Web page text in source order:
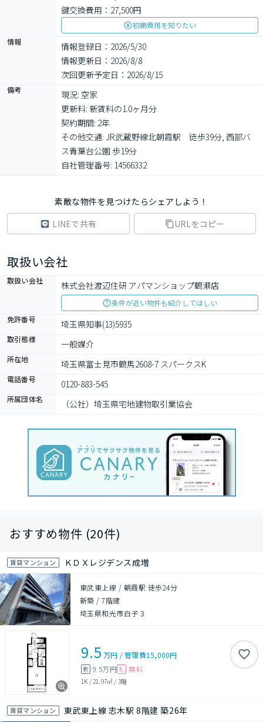
鍵交換費用：27,500円
初期費用を知りたい
情報
情報登録日：2026/5/30
情報更新日：2026/8/8
次回更新予定日：2026/8/15
備考
現況: 空家
更新料: 新賃料の1.0ヶ月分
契約期間: 2年
その他交通: JR武蔵野線北朝霞駅　徒歩39分, 西部バ
ス青葉台公園 歩19分
自社管理番号: 14566332
素敵な物件を見つけたらシェアしよう！
LINEで共有
URLをコピー
取扱い会社
取扱い会社 株式会社渡辺住研 アパマンショップ鶴瀬店
条件が近い物件も紹介してほしい
免許番号
埼玉県知事(13)5935
取引態様 一般媒介
所在地 埼玉県富士見市鶴馬2608-7 スパークスK
電話番号 0120-883-545
所属団体名 （公社）埼玉県宅地建物取引業協会
おすすめ物件 (20件)
賃貸マンション ＫＤＸレジデンス成増
東武東上線 / 朝霞駅 徒歩24分
新築 /7階建
埼玉県和光市白子３
9.5 万円 /管理費15,000円
敷 9.5万円 礼 無料
1K / 21.97㎡ / 3階
賃貸マンション 東武東上線 志木駅 8階建 築26年